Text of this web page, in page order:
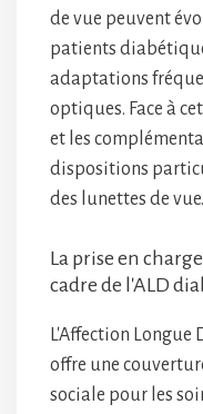
de vue peuvent
patients
adaptations
optiques. Face à
et les
dispositions
des lunettes de vue.
La prise en
cadre de l'ALD
L'Affection Longue
offre une
sociale pour les